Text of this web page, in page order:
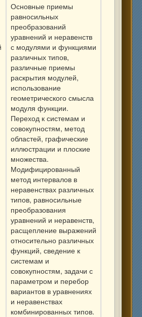
Основные приемы
равносильных
преобразований
уравнений и неравенств
с модулями и функциями
различных типов,
различные приемы
раскрытия модулей,
использование
геометрического смысла
модуля функции.
Переход к системам и
совокупностям, метод
областей, графические
иллюстрации и плоские
множества.
Модифицированный
метод интервалов в
неравенствах различных
типов, равносильные
преобразования
уравнений и неравенств,
расщепление выражений
относительно различных
функций, сведение к
системам и
совокупностям, задачи с
параметром и перебор
вариантов в уравнениях
и неравенствах
комбинированных типов.